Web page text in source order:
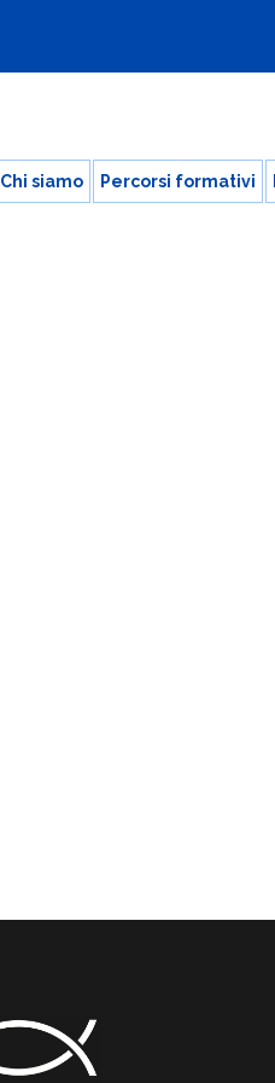
Chi siamo Percorsi formativi